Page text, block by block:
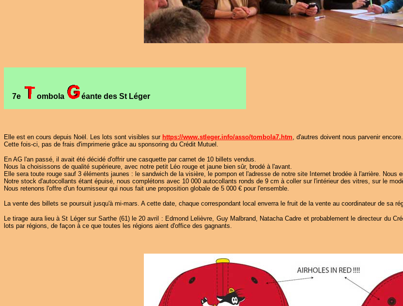
7e ombola éante des St Léger
Elle est en cours depuis Noël. Les lots sont visibles sur https://www.stleger.info/asso/tombola7.htm, d'autres doivent nous parvenir encore.
Cette fois-ci, pas de frais d'imprimerie grâce au sponsoring du Crédit Mutuel.
En AG l'an passé, il avait été décidé d'offrir une casquette par carnet de 10 billets vendus.
Nous la choisissons de qualité supérieure, avec notre petit Léo rouge et jaune bien sûr, brodé à l'avant.
Elle sera toute rouge sauf 3 éléments jaunes : le sandwich de la visière, le pompon et l'adresse de notre site Internet brodée à l'arrière. Nous
Notre stock d'autocollants étant épuisé, nous complétons avec 10 000 autocollants ronds de 9 cm à coller sur l'intérieur des vitres, sur le
Nous retenons l'offre d'un fournisseur qui nous fait une proposition globale de 5 000 € pour l'ensemble.
La vente des billets se poursuit jusqu'à mi-mars. A cette date, chaque correspondant local enverra le fruit de la vente au coordinateur de sa
Le tirage aura lieu à St Léger sur Sarthe (61) le 20 avril : Edmond Lelièvre, Guy Malbrand, Natacha Cadre et probablement le directeur du
lots par régions, de façon à ce que toutes les régions aient d'office des gagnants.